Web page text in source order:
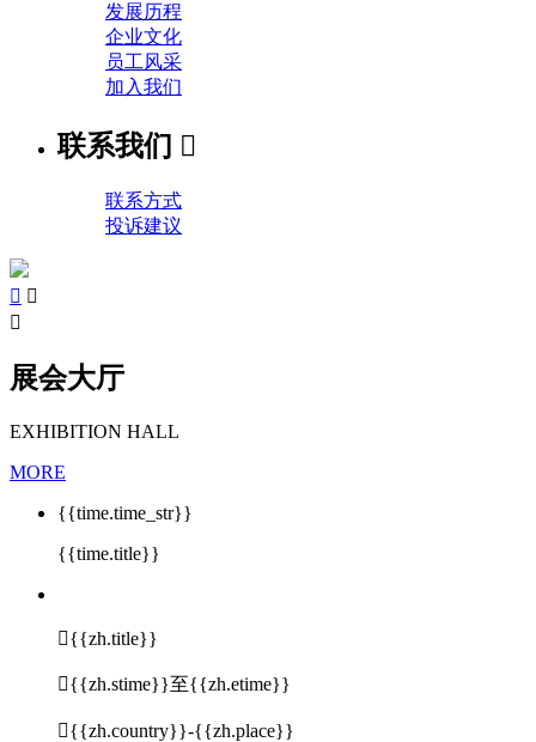
发展历程
企业文化
员工风采
加入我们
联系我们 
联系方式
投诉建议
 

展会大厅
EXHIBITION HALL
MORE
{{time.time_str}}
{{time.title}}
{{zh.title}}
{{zh.stime}}至{{zh.etime}}
{{zh.country}}-{{zh.place}}